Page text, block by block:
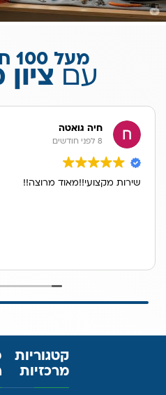
מעל 100 חוות דעת
עם
חיה גואטה
8 לפני חודשים
שירות מקצועי!!מאוד מרוצה!!
קטגוריות
מרכזיות